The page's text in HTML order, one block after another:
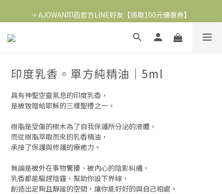
2026 午時水版【淨化符仔水】平安月優惠 .ᐟ
＋AJOWAN印茴官方LINE好友【領取100元優惠券】
∞ 加入會員即贈購物金 NT.100
印度乳香。單方純精油｜5ml
具有神聖空靈氣息的印度乳香，
是被致贈給耶穌的三樣聖禮之一。
樹脂是受傷的樹木為了自我保護所分泌的液體，
而從樹脂萃取而來的乳香精油，
承接了保護與修護的療癒力。
無論是被外在事物驚擾、被內心的陰影糾纏，
乳香都能驅趕陰霾，幫助你設下界線，
創造出足夠且靜謐的空間，讓你能好好的與自己相處。